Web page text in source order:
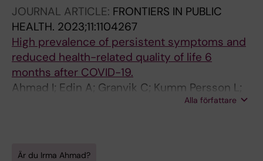
JOURNAL ARTICLE: FRONTIERS IN PUBLIC
HEALTH. 2023;11:1104267
High prevalence of persistent symptoms and
reduced health-related quality of life 6
months after COVID-19.
Ahmad I; Edin A; Granvik C; Kumm Persson L;
Tevell S; Månsson E; Magnuson A; Marklund I;
Alla författare
Är du Irma Ahmad?